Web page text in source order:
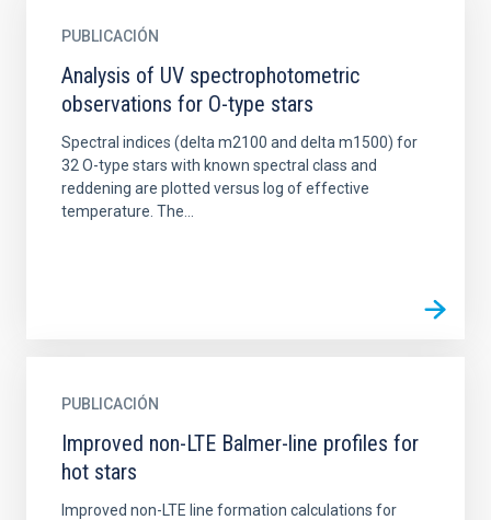
PUBLICACIÓN
Analysis of UV spectrophotometric
observations for O-type stars
Spectral indices (delta m2100 and delta m1500) for
32 O-type stars with known spectral class and
reddening are plotted versus log of effective
temperature. The...
PUBLICACIÓN
Improved non-LTE Balmer-line profiles for
hot stars
Improved non-LTE line formation calculations for